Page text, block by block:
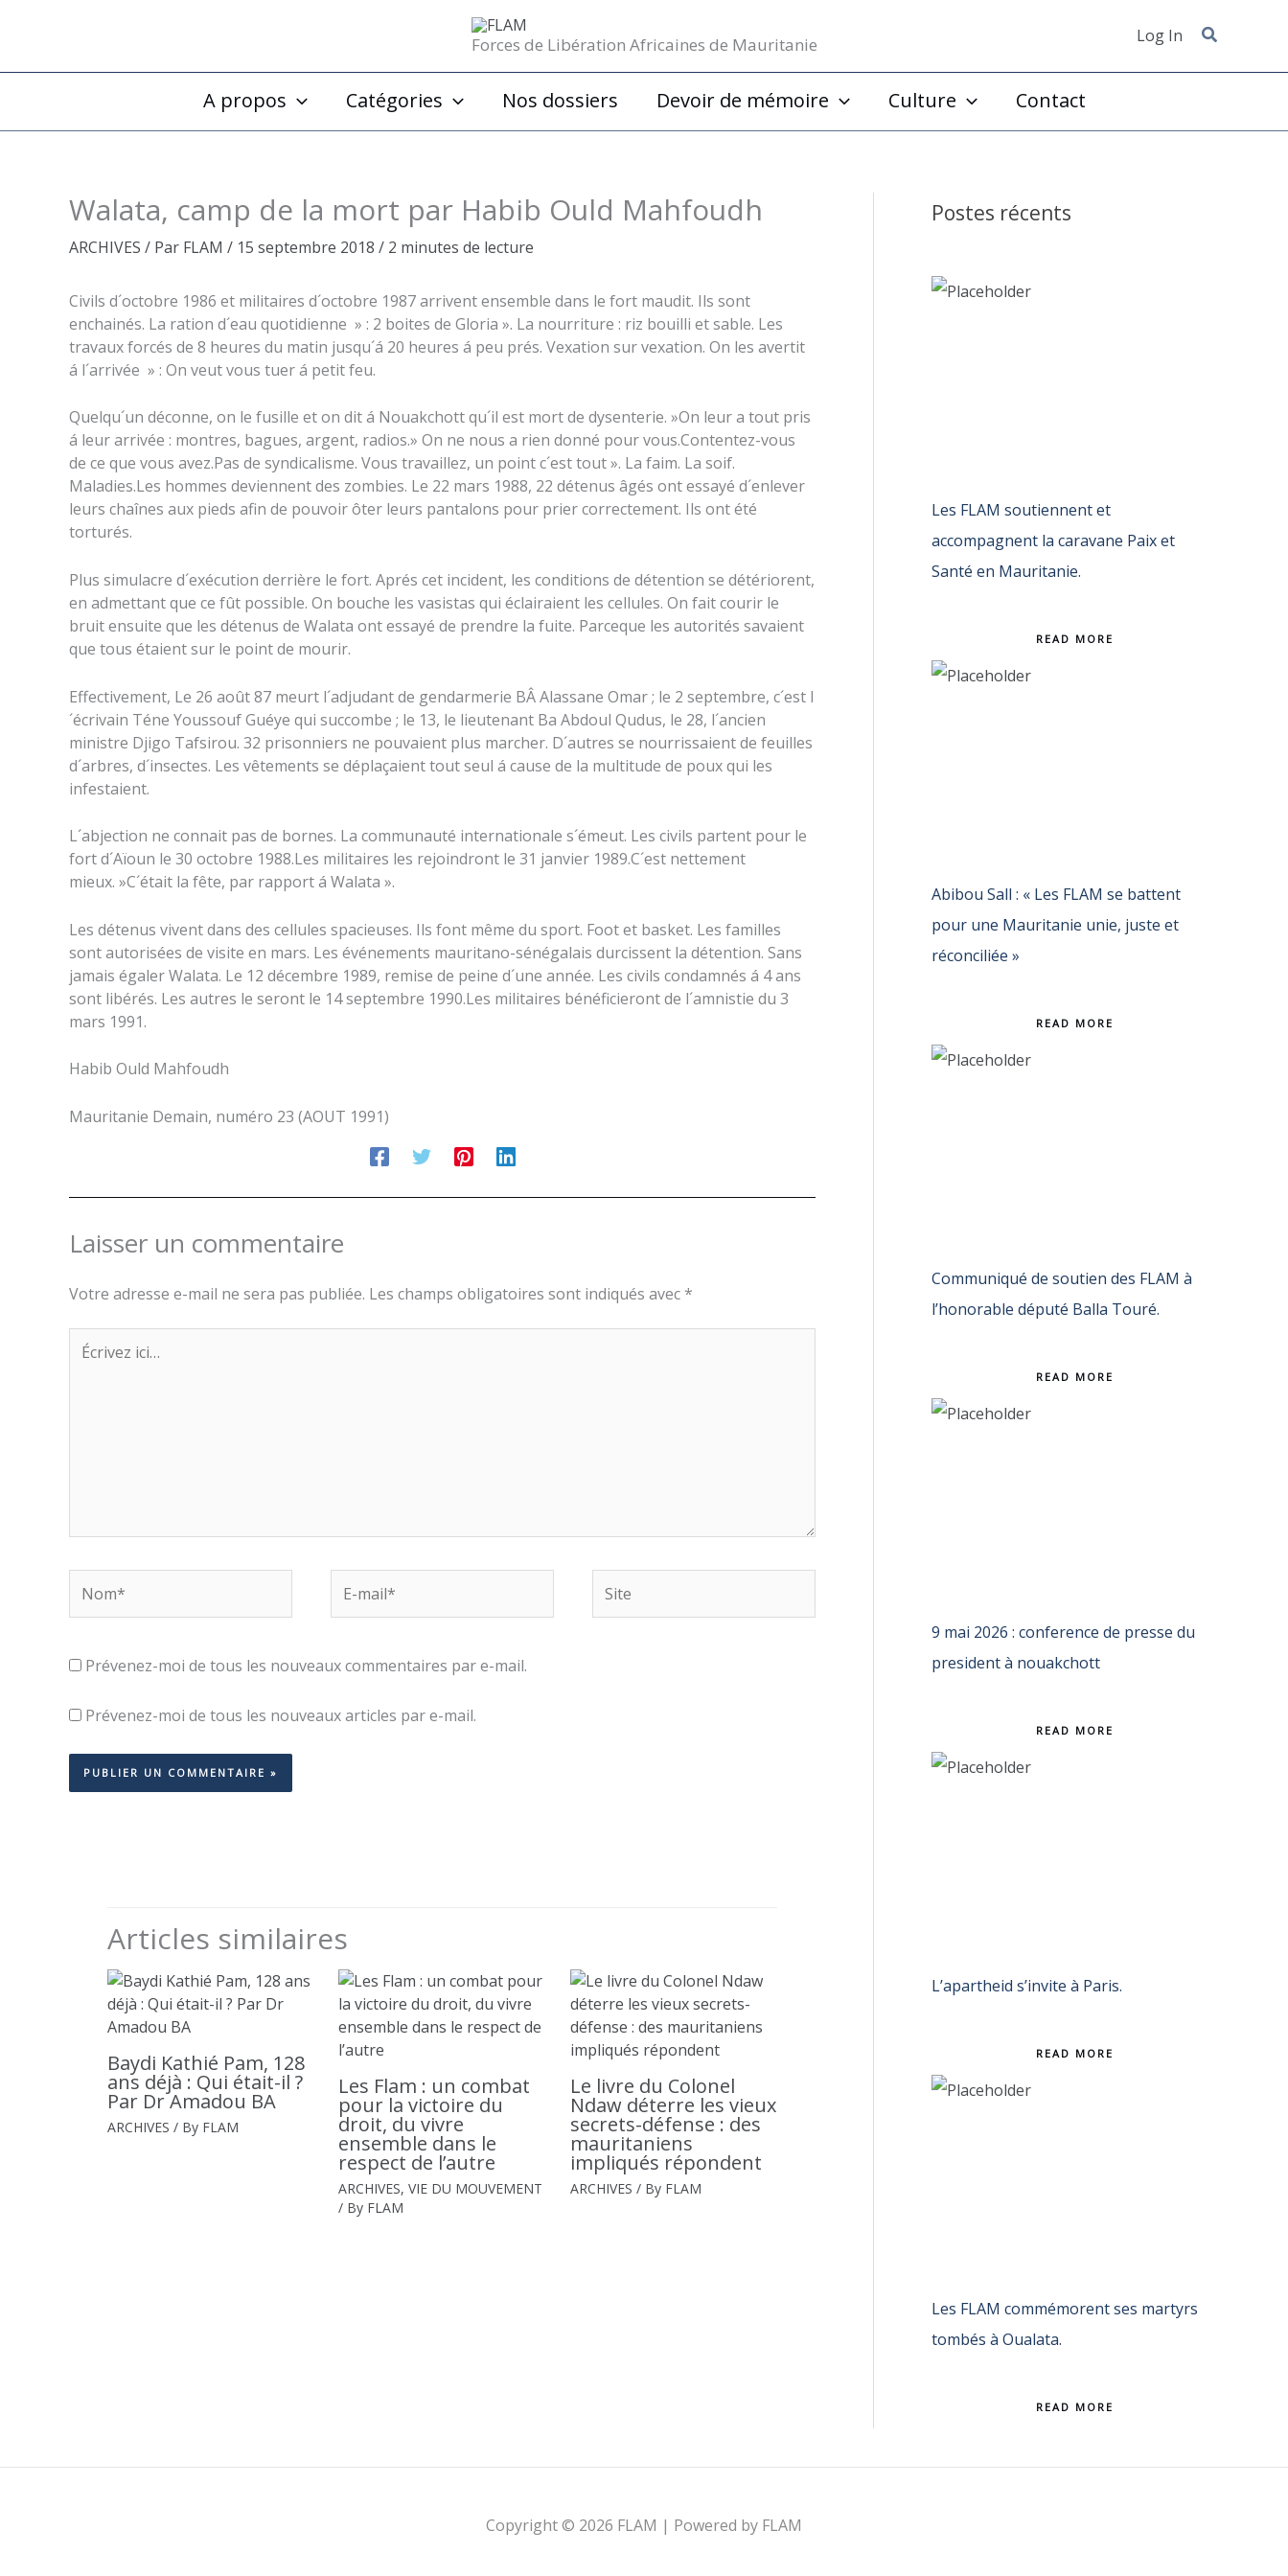
Forces de Libération Africaines de Mauritanie Log In
A propos Catégories Nos dossiers Devoir de mémoire Culture Contact
Walata, camp de la mort par Habib Ould Mahfoudh
ARCHIVES / Par FLAM / 15 septembre 2018 / 2 minutes de lecture
Civils d´octobre 1986 et militaires d´octobre 1987 arrivent ensemble dans le fort maudit. Ils sont
enchainés. La ration d´eau quotidienne » : 2 boites de Gloria ». La nourriture : riz bouilli et sable. Les
travaux forcés de 8 heures du matin jusqu´á 20 heures á peu prés. Vexation sur vexation. On les avertit
á l´arrivée » : On veut vous tuer á petit feu.
Quelqu´un déconne, on le fusille et on dit á Nouakchott qu´il est mort de dysenterie. »On leur a tout pris
á leur arrivée : montres, bagues, argent, radios.» On ne nous a rien donné pour vous.Contentez-vous
de ce que vous avez.Pas de syndicalisme. Vous travaillez, un point c´est tout ». La faim. La soif.
Maladies.Les hommes deviennent des zombies. Le 22 mars 1988, 22 détenus âgés ont essayé d´enlever
leurs chaînes aux pieds afin de pouvoir ôter leurs pantalons pour prier correctement. Ils ont été
torturés.
Plus simulacre d´exécution derrière le fort. Aprés cet incident, les conditions de détention se détériorent,
en admettant que ce fût possible. On bouche les vasistas qui éclairaient les cellules. On fait courir le
bruit ensuite que les détenus de Walata ont essayé de prendre la fuite. Parceque les autorités savaient
que tous étaient sur le point de mourir.
Effectivement, Le 26 août 87 meurt l´adjudant de gendarmerie BÂ Alassane Omar ; le 2 septembre, c´est l
´écrivain Téne Youssouf Guéye qui succombe ; le 13, le lieutenant Ba Abdoul Qudus, le 28, l´ancien
ministre Djigo Tafsirou. 32 prisonniers ne pouvaient plus marcher. D´autres se nourrissaient de feuilles
d´arbres, d´insectes. Les vêtements se déplaçaient tout seul á cause de la multitude de poux qui les
infestaient.
L´abjection ne connait pas de bornes. La communauté internationale s´émeut. Les civils partent pour le
fort d´Aïoun le 30 octobre 1988.Les militaires les rejoindront le 31 janvier 1989.C´est nettement
mieux. »C´était la fête, par rapport á Walata ».
Les détenus vivent dans des cellules spacieuses. Ils font même du sport. Foot et basket. Les familles
sont autorisées de visite en mars. Les événements mauritano-sénégalais durcissent la détention. Sans
jamais égaler Walata. Le 12 décembre 1989, remise de peine d´une année. Les civils condamnés á 4 ans
sont libérés. Les autres le seront le 14 septembre 1990.Les militaires bénéficieront de l´amnistie du 3
mars 1991.
Habib Ould Mahfoudh
Mauritanie Demain, numéro 23 (AOUT 1991)
Laisser un commentaire
Votre adresse e-mail ne sera pas publiée. Les champs obligatoires sont indiqués avec *
Écrivez
ici…
mail*
Prévenez-moi de tous les nouveaux commentaires par e-mail.
Prévenez-moi de tous les nouveaux articles par e-mail.
Articles similaires
Baydi Kathié Pam, 128
ans déjà : Qui était-il ?
Par Dr Amadou BA
ARCHIVES / By FLAM
Les Flam : un combat
pour la victoire du
droit, du vivre
ensemble dans le
respect de l’autre
ARCHIVES,VIE DU MOUVEMENT
/ By FLAM
Le livre du Colonel
Ndaw déterre les vieux
secrets-défense : des
mauritaniens
impliqués répondent
ARCHIVES / By FLAM
Postes récents
Les FLAM soutiennent et
accompagnent la caravane Paix et
Santé en Mauritanie.
READ MORE
Abibou Sall : « Les FLAM se battent
pour une Mauritanie unie, juste et
réconciliée »
READ MORE
Communiqué de soutien des FLAM à
l’honorable député Balla Touré.
READ MORE
9 mai 2026 : conference de presse du
president à nouakchott
READ MORE
L’apartheid s’invite à Paris.
READ MORE
Les FLAM commémorent ses martyrs
tombés à Oualata.
READ MORE
Copyright © 2026 FLAM | Powered by FLAM